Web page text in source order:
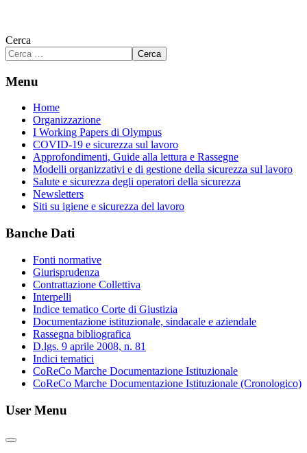
Cerca
Cerca
Menu
Home
Organizzazione
I Working Papers di Olympus
COVID-19 e sicurezza sul lavoro
Approfondimenti, Guide alla lettura e Rassegne
Modelli organizzativi e di gestione della sicurezza sul lavoro
Salute e sicurezza degli operatori della sicurezza
Newsletters
Siti su igiene e sicurezza del lavoro
Banche Dati
Fonti normative
Giurisprudenza
Contrattazione Collettiva
Interpelli
Indice tematico Corte di Giustizia
Documentazione istituzionale, sindacale e aziendale
Rassegna bibliografica
D.lgs. 9 aprile 2008, n. 81
Indici tematici
CoReCo Marche Documentazione Istituzionale
CoReCo Marche Documentazione Istituzionale (Cronologico)
User Menu